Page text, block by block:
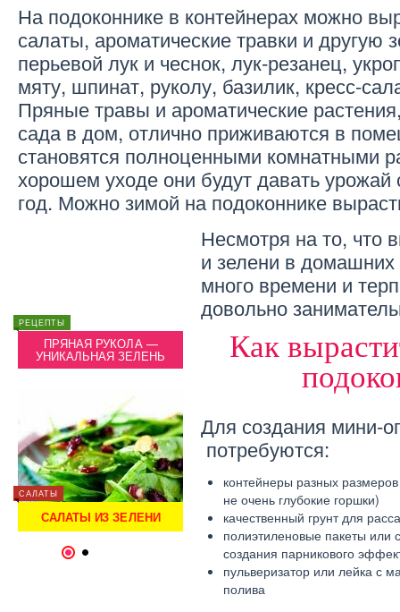
На подоконнике в контейнерах можно
салаты, ароматические травки и другую
перьевой лук и чеснок, лук-резанец,
мяту, шпинат, руколу, базилик, кресс-
Пряные травы и ароматические
сада в дом, отлично приживаются в
становятся полноценными комнатными
хорошем уходе они будут давать урожай
год. Можно зимой на подоконнике
РЕЦЕПТЫ
ПРЯНАЯ РУКОЛА —
УНИКАЛЬНАЯ ЗЕЛЕНЬ
САЛАТЫ
САЛАТЫ ИЗ ЗЕЛЕНИ
ИНТЕРЕСНОЕ
САЛАТ С АВОКАДО И
КРЕВЕТКАМИ
САЛАТЫ
САЛАТ В ТАРТАЛЕТКАХ —
РЕЦЕПТ
САЛАТЫ
Несмотря на то, что
и зелени в домашних
много времени и
довольно
Как
Для создания мини-
потребуются:
контейнеры разных
не очень глубокие горшки)
качественный грунт для
полиэтиленовые пакеты или
создания парникового
пульверизатор или лейка с
полива